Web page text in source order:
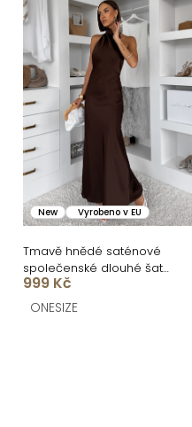
New Vyrobeno v EU
Tmavě hnědé saténové
společenské dlouhé šaty
AMELIS
999 Kč
ONESIZE